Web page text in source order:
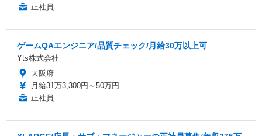
正社員
ゲームQAエンジニア/品質チェック/月給30万以上可
Yts株式会社
大阪府
月給31万3,300円～50万円
正社員